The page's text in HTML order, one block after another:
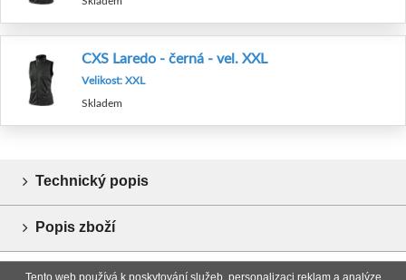
Tento web používá k poskytování služeb, personalizaci reklam a analýze
CXS Laredo - černá - vel. XXL
Velikost: XXL
Skladem
Technický popis
Popis zboží